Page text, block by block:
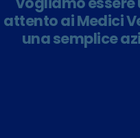
attento ai Medici
una semplice